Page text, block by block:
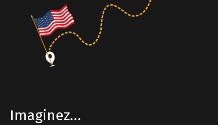
Imaginez…